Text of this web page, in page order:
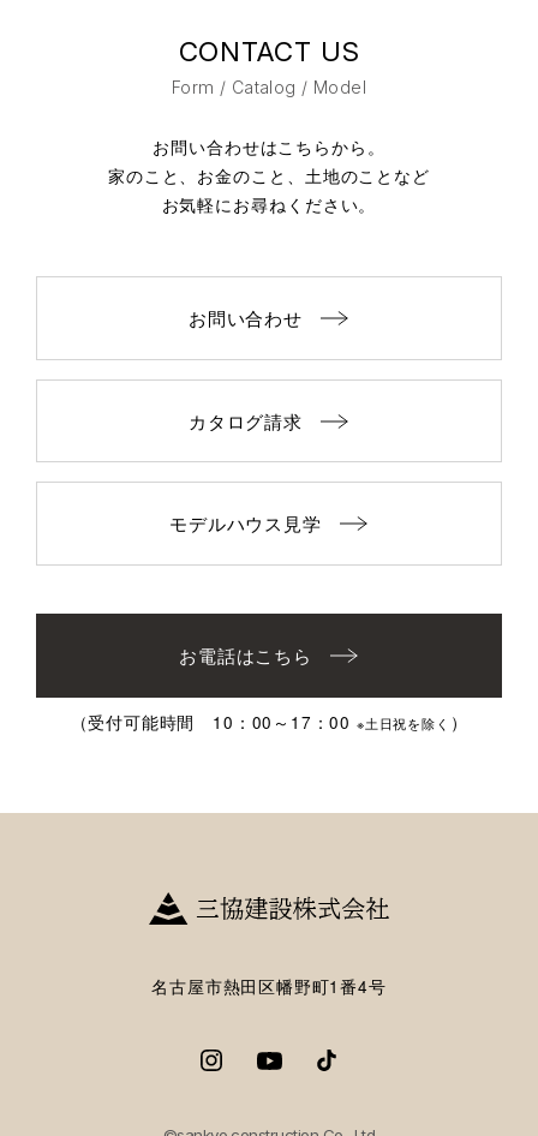
CONTACT US
Form / Catalog / Model
お問い合わせはこちらから。
家のこと、お金のこと、土地のことなど
お気軽にお尋ねください。
お問い合わせ
カタログ請求
モデルハウス見学
お電話はこちら
（受付可能時間 10：00～17：00 ※土日祝を除く ）
名古屋市熱田区幡野町1番4号